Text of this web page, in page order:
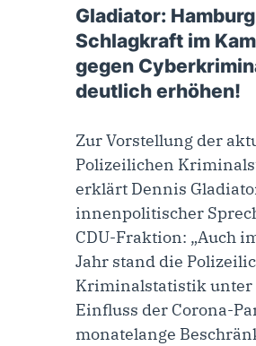
Gladiator:
Schlagkraft im
gegen
deutlich erhöhen!
Zur Vorstellung der
Polizeilichen
erklärt Dennis
innenpolitischer
CDU-Fraktion: „Auch
Jahr stand die
Kriminalstatistik unter
Einfluss der Corona-
monatelange